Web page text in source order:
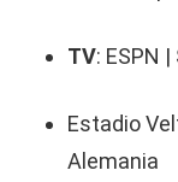
TV: ESPN |
Estadio
Alemania